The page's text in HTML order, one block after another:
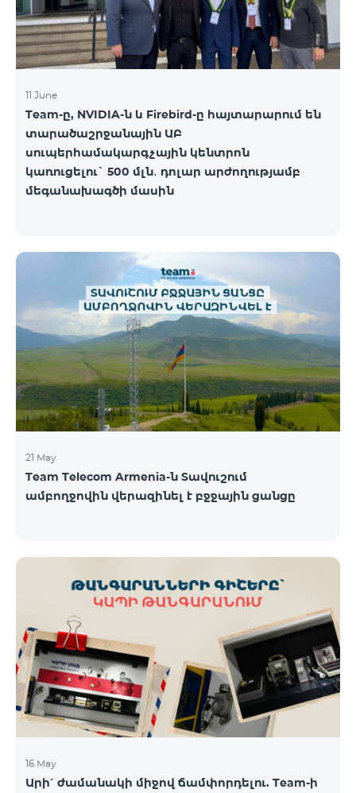
11 June
Team-ը, NVIDIA-ն և Firebird-ը հայտարարում են
տարածաշրջանային ԱԲ
սուպերհամակարգչային կենտրոն
կառուցելու` 500 մլն․ դոլար արժողությամբ
մեգանախագծի մասին
21 May
Team Telecom Armenia-ն Տավուշում
ամբողջովին վերազինել է բջջային ցանցը
16 May
Արի՛ ժամանակի միջով ճամփորդելու. Team-ի